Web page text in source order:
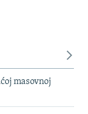
masovnoj